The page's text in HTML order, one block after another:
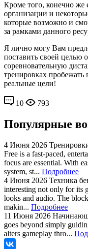
Кроме того, конечно же
организации и
которые возможно и
за рамками данного
Я лично могу Вам
поставить своей целью
соревновательную
тренировках пробежать
реальные цели!
10 793
Популярные
4 Июня 2026
Free is a fast-paced,
focus are essential. With
system, st... Подробнее
4 Июня 2026 Техника
interesting not only for its
looks and audio. The
makin... Подробнее
11 Июня 2026
goes beyond simply
alters gameplay thro...